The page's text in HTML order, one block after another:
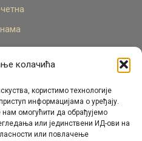
колачића
користимо технологије
информацијама о уређају.
нам омогућити да обрађујемо
или јединствени ИД-ови на
или повлачење
кадар